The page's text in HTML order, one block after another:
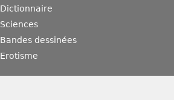
Dictionnaire
Sciences
Bandes dessinées
Erotisme